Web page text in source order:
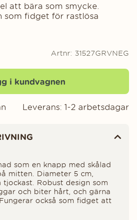
att bära som smycke.
som fidget för rastlösa
Artnr: 31527GRVNEG
i kundvagnen
Leverans: 1-2 arbetsdagar
som en knapp med skålad
mitten. Diameter 5 cm,
tjockast. Robust design som
och biter hårt, och gärna
också som fidget att